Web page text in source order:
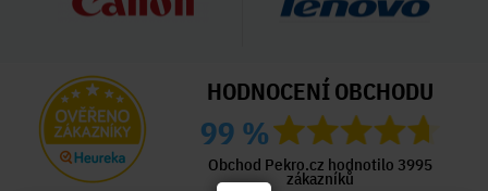
HODNOCENÍ OBCHODU
99 %
Obchod Pekro.cz hodnotilo 3995
zákazníků